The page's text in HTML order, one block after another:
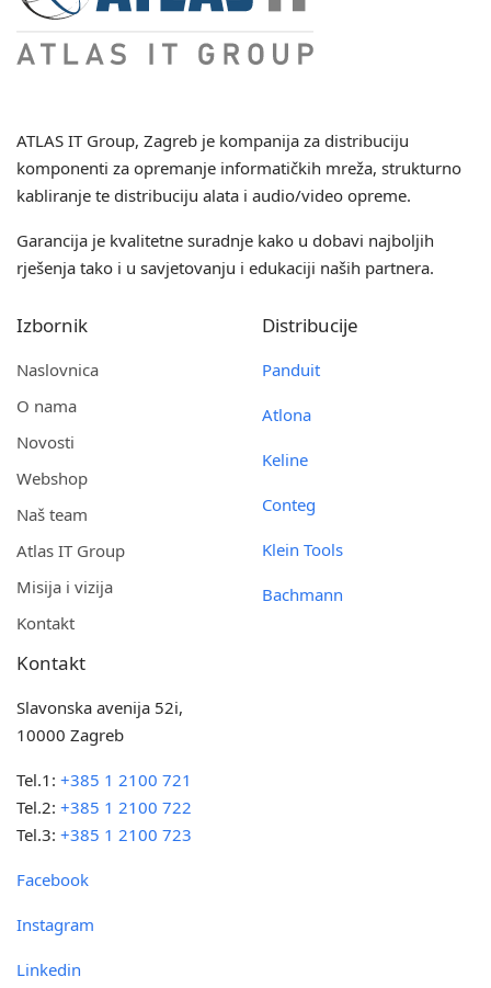
ATLAS IT Group, Zagreb je kompanija za distribuciju
komponenti za opremanje informatičkih mreža, strukturno
kabliranje te distribuciju alata i audio/video opreme.
Garancija je kvalitetne suradnje kako u dobavi najboljih
rješenja tako i u savjetovanju i edukaciji naših partnera.
Izbornik
Naslovnica
O nama
Novosti
Webshop
Naš team
Atlas IT Group
Misija i vizija
Kontakt
Distribucije
Panduit
Atlona
Keline
Conteg
Klein Tools
Bachmann
Kontakt
Slavonska avenija 52i,
10000 Zagreb
Tel.1:+385 1 2100 721
Tel.2:+385 1 2100 722
Tel.3:+385 1 2100 723
Facebook
Instagram
Linkedin